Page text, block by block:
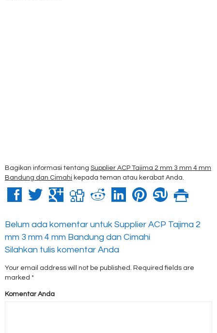
Bagikan informasi tentang Supplier ACP Tajima 2 mm 3 mm 4 mm
Bandung dan Cimahi kepada teman atau kerabat Anda.
Belum ada komentar untuk Supplier ACP Tajima 2
mm 3 mm 4 mm Bandung dan Cimahi
Silahkan tulis komentar Anda
Your email address will not be published. Required fields are
marked *
Komentar Anda